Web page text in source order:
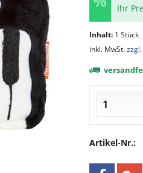
Ihr
Inhalt: 1 Stück
inkl. MwSt.
Artikel-Nr.: